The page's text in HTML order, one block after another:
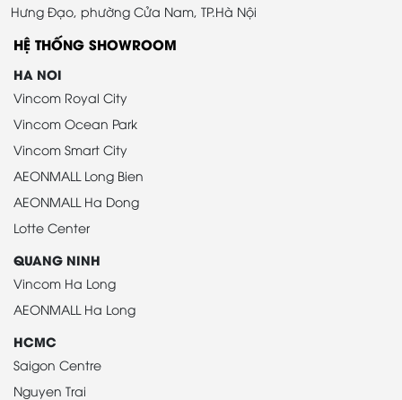
Hưng Đạo, phường Cửa Nam, TP.Hà Nội
HỆ THỐNG SHOWROOM
HA NOI
Vincom Royal City
Vincom Ocean Park
Vincom Smart City
AEONMALL Long Bien
AEONMALL Ha Dong
Lotte Center
QUANG NINH
Vincom Ha Long
AEONMALL Ha Long
HCMC
Saigon Centre
Nguyen Trai